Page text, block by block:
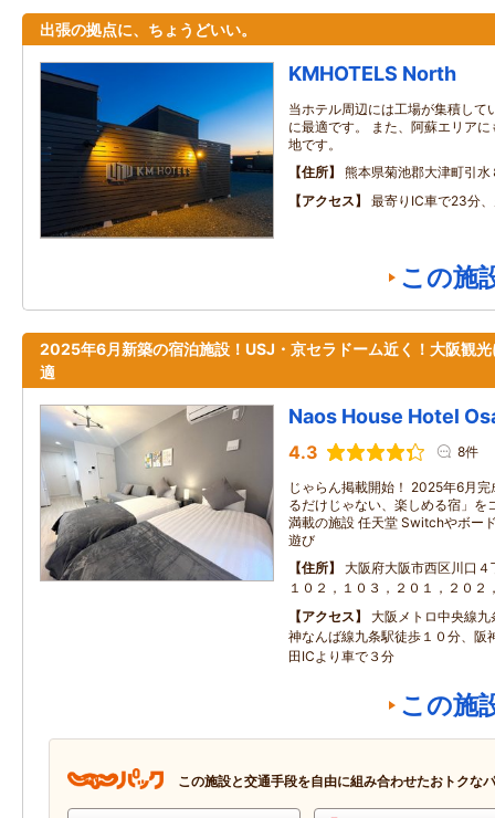
出張の拠点に、ちょうどいい。
KMHOTELS North
当ホテル周辺には工場が集積して
に最適です。 また、阿蘇エリア
地です。
住所
熊本県菊池郡大津町引水
アクセス
最寄りIC車で23分
この施
2025年6月新築の宿泊施設！USJ・京セラドーム近く！大阪観光
適
Naos House Hotel
4.3 8件
じゃらん掲載開始！ 2025年6月
るだけじゃない、楽しめる宿」を
満載の施設 任天堂 Switchやボー
遊び
住所
大阪府大阪市西区川口
１０２，１０３，２０１，２０２
アクセス
大阪メトロ中央線
神なんば線九条駅徒歩１０分、阪
田ICより車で３分
この施
この施設と交通手段を自由に組み合わせたおトクな